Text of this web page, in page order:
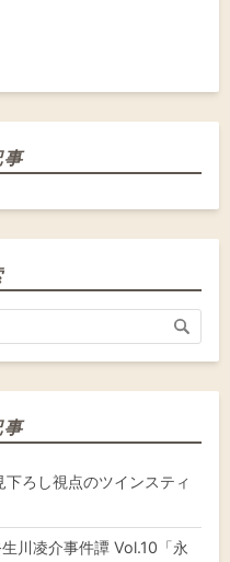
事
事
ろし視点のツインスティ
川凌介事件譚 Vol.10「永